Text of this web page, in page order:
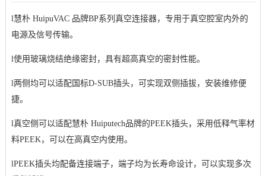
l慧朴 HuipuVAC 品牌BP系列真空连接器，专用于真空腔室内外的
电源及信号传输。
l使用玻璃烧结绝缘密封，具有超高真空的密封性能。
l两侧均可以适配国标D-SUB插头，可实现双侧插拔，安装维修便
捷。
l真空侧可以适配慧朴 Huiputech品牌的PEEK插头，采用低释气率材
料PEEK，可以在高真空内使用。
lPEEK插头均配备连接端子，端子均为长寿命设计，可以实现多次